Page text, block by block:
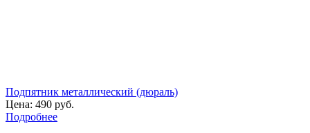
Подпятник металлический (дюраль)
Цена: 490 руб.
Подробнее